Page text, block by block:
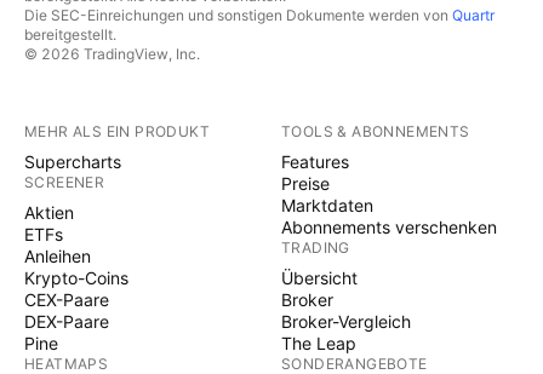
Die SEC-Einreichungen und sonstigen Dokumente werden von Quartr
bereitgestellt.
© 2026 TradingView, Inc.
MEHR ALS EIN PRODUKT
Supercharts
SCREENER
Aktien
ETFs
Anleihen
Krypto-Coins
CEX-Paare
DEX-Paare
Pine
HEATMAPS
TOOLS & ABONNEMENTS
Features
Preise
Marktdaten
Abonnements verschenken
TRADING
Übersicht
Broker
Broker-Vergleich
The Leap
SONDERANGEBOTE